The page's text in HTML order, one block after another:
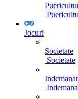
Jocuri
Societate
Societate